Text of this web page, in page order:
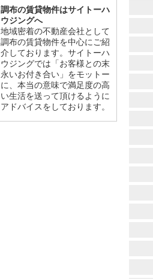
調布の賃貸物件はサイトーハ
ウジングへ
地域密着の不動産会社として
調布の賃貸物件を中心にご紹
介しております。サイトーハ
ウジングでは「お客様との末
永いお付き合い」をモットー
に、本当の意味で満足度の高
い生活を送って頂けるように
アドバイスをしております。